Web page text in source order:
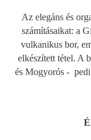
Az elegáns és
számításaikat: a
vulkanikus bor,
elkészített tétel. A
és Mogyorós -